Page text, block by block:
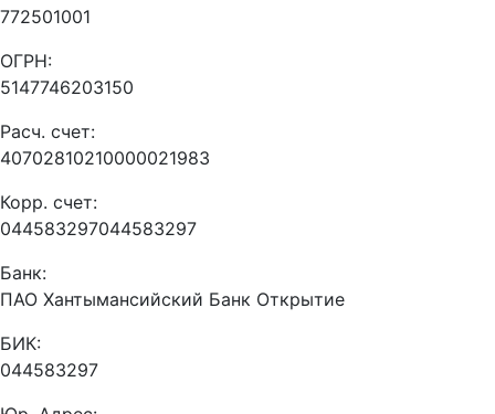
772501001
ОГРН:
5147746203150
Расч. счет:
40702810210000021983
Корр. счет:
044583297044583297
Банк:
ПАО Хантымансийский Банк Открытие
БИК:
044583297